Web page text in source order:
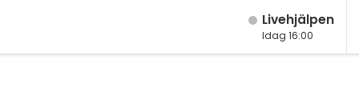
Live­hjälpen
Idag 16:00